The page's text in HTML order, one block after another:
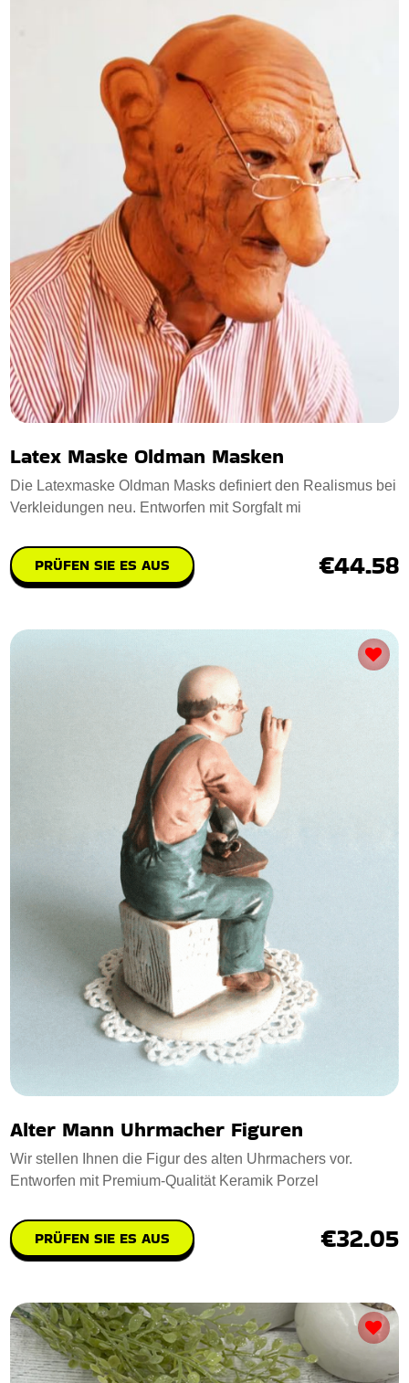
Latex Maske Oldman Masken
Die Latexmaske Oldman Masks definiert den Realismus bei
Verkleidungen neu. Entworfen mit Sorgfalt mi
PRÜFEN SIE ES AUS €44.58
Alter Mann Uhrmacher Figuren
Wir stellen Ihnen die Figur des alten Uhrmachers vor.
Entworfen mit Premium-Qualität Keramik Porzel
PRÜFEN SIE ES AUS €32.05